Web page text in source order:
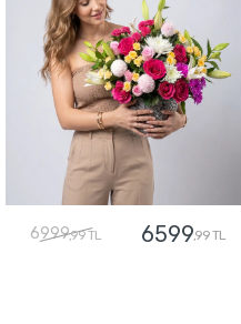
6999,99 TL 6599,99 TL